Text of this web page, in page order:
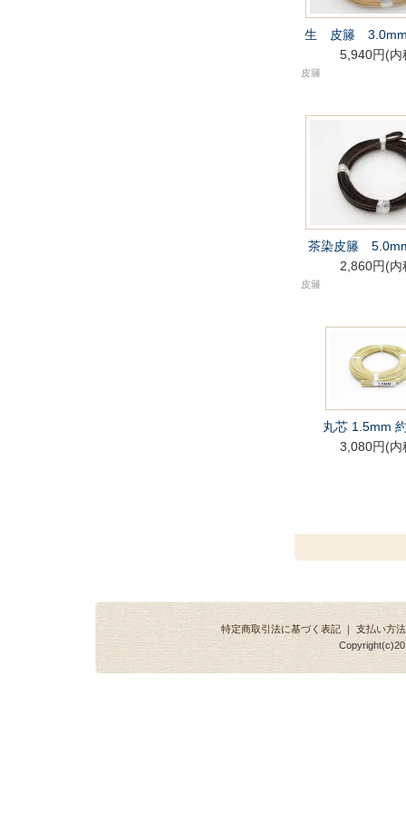
生 皮籐
5,940円(内
皮籐
茶染皮籐
2,860円(内
皮籐
丸芯 1.5mm
3,080円(内
特定商取引法に基づく表記｜ 支払い方